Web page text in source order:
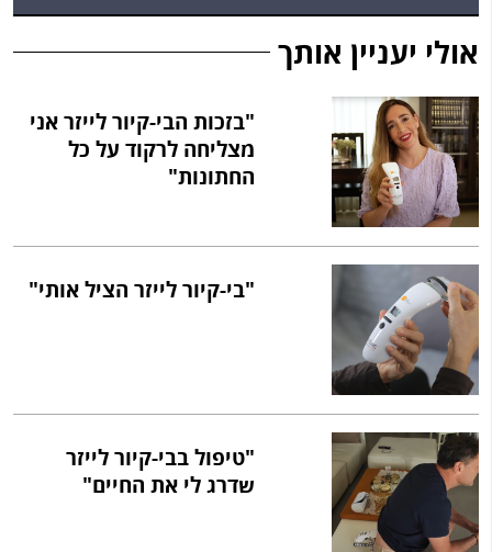
אולי יעניין אותך
"בזכות הבי-קיור לייזר אני
מצליחה לרקוד על כל
החתונות"
"בי-קיור לייזר הציל אותי"
"טיפול בבי-קיור לייזר
שדרג לי את החיים"